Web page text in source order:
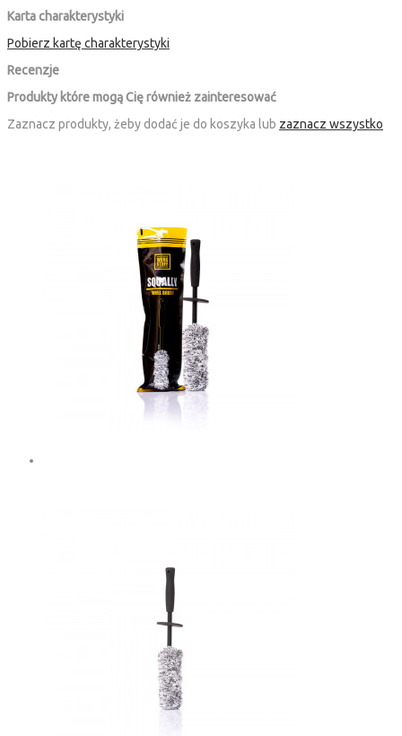
Karta charakterystyki
Pobierz kartę charakterystyki
Recenzje
Produkty które mogą Cię również zainteresować
Zaznacz produkty, żeby dodać je do koszyka lub zaznacz wszystko